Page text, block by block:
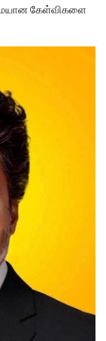
கேள்விகளை